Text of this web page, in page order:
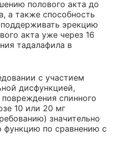
полового акта до
а также способность
эрекцию
акта уже через 16
тадалафила в
с участием
дисфункцией,
спинного
10 или 20 мг
значительно
функцию по сравнению с